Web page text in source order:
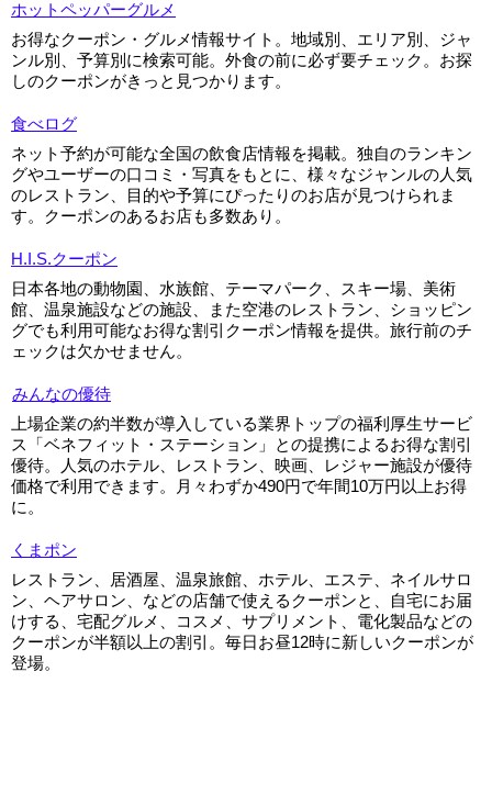
ホットペッパーグルメ
お得なクーポン・グルメ情報サイト。地域別、エリア別、ジャ
ンル別、予算別に検索可能。外食の前に必ず要チェック。お探
しのクーポンがきっと見つかります。
食べログ
ネット予約が可能な全国の飲食店情報を掲載。独自のランキン
グやユーザーの口コミ・写真をもとに、様々なジャンルの人気
のレストラン、目的や予算にぴったりのお店が見つけられま
す。クーポンのあるお店も多数あり。
H.I.S.クーポン
日本各地の動物園、水族館、テーマパーク、スキー場、美術
館、温泉施設などの施設、また空港のレストラン、ショッピン
グでも利用可能なお得な割引クーポン情報を提供。旅行前のチ
ェックは欠かせません。
みんなの優待
上場企業の約半数が導入している業界トップの福利厚生サービ
ス「ベネフィット・ステーション」との提携によるお得な割引
優待。人気のホテル、レストラン、映画、レジャー施設が優待
価格で利用できます。月々わずか490円で年間10万円以上お得
に。
くまポン
レストラン、居酒屋、温泉旅館、ホテル、エステ、ネイルサロ
ン、ヘアサロン、などの店舗で使えるクーポンと、自宅にお届
けする、宅配グルメ、コスメ、サプリメント、電化製品などの
クーポンが半額以上の割引。毎日お昼12時に新しいクーポンが
登場。